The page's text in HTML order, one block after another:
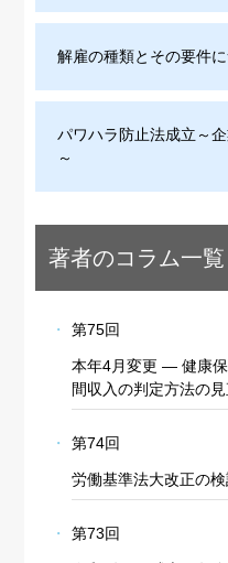
解雇の種類とその要件
パワハラ防止法成立～
～
著者のコラム一覧
第75回
本年4月変更 ― 健康
間収入の判定方法の見
第74回
労働基準法大改正の
第73回